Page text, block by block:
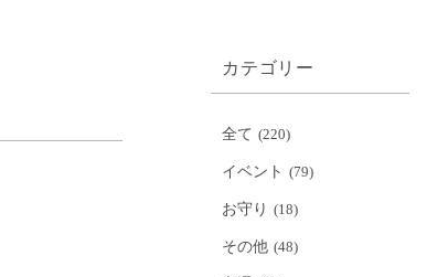
カテゴリー
全て (220)
イベント (79)
お守り (18)
その他 (48)